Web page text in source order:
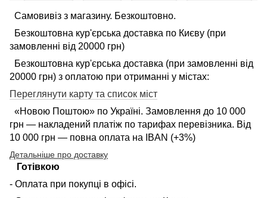
Самовивіз з магазину. Безкоштовно.
Безкоштовна кур'єрська доставка по Києву (при
замовленні від 20000 грн)
Безкоштовна кур'єрська доставка (при замовленні від
20000 грн) з оплатою при отриманні у містах:
Переглянути карту та список міст
«Новою Поштою» по Україні. Замовлення до 10 000
грн — накладений платіж по тарифах перевізника. Від
10 000 грн — повна оплата на IBAN (+3%)
Детальніше про доставку
Готівкою
- Оплата при покупці в офісі.